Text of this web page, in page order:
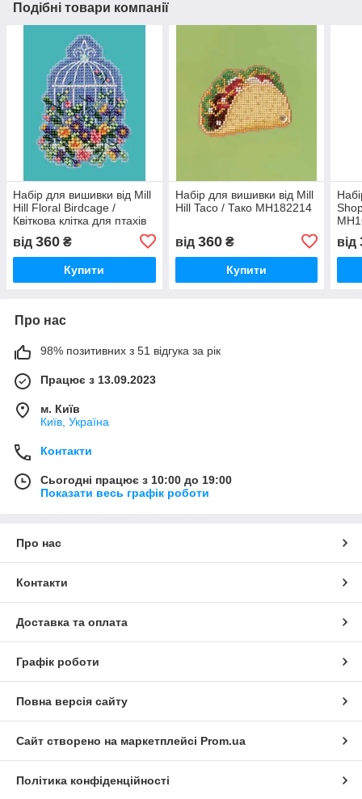
Подібні товари компанії
Набір для вишивки від Mill
Hill Floral Birdcage /
Квіткова клітка для птахів
від 360 ₴
Купити
Набір для вишивки від Mill
Hill Taco / Тако MH182214
від 360₴
Купити
від
Про нас
98% позитивних з 51 відгука за рік
Працює з 13.09.2023
м. Київ
Київ, Україна
Контакти
Сьогодні працює з 10:00 до 19:00
Показати весь графік роботи
Про нас
Контакти
Доставка та оплата
Графік роботи
Повна версія сайту
Сайт створено на маркетплейсі Prom.ua
Політика конфіденційності